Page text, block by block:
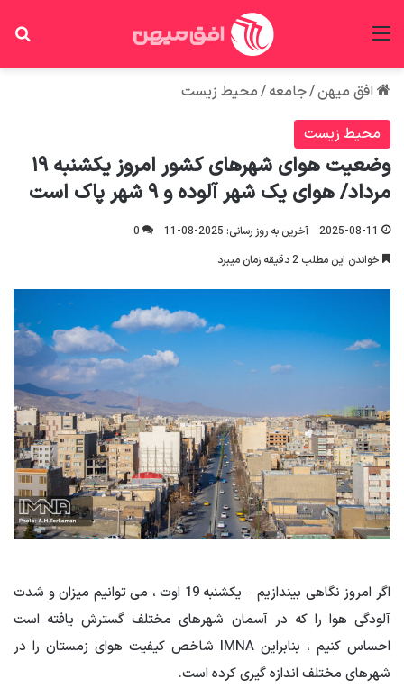
افق میهن/جامعه/محیط زیست
محیط زیست
وضعیت هوای شهرهای کشور امروز یکشنبه ۱۹
مرداد/ هوای یک شهر آلوده و ۹ شهر پاک است
2025-08-11 آخرین به روز رسانی: 2025-08-11
0
خواندن این مطلب 2 دقیقه زمان میبرد
اگر امروز نگاهی بیندازیم – یکشنبه 19 اوت ، می توانیم میزان و شدت
آلودگی هوا را که در آسمان شهرهای مختلف گسترش یافته است
احساس کنیم ، بنابراین IMNA شاخص کیفیت هوای زمستان را در
شهرهای مختلف اندازه گیری کرده است.